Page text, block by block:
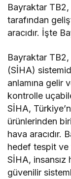
Bayraktar
tarafından
aracıdır. İşte
Bayraktar TB2,
(SİHA)
anlamına gelir
kontrolle
SİHA,
ürünlerinden
hava aracıdır.
hedef tespit ve
SİHA, insansız
güvenilir